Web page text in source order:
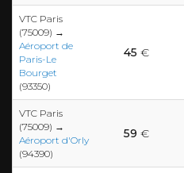
VTC Paris
(75009) →
Aéroport de
Paris-Le
Bourget
(93350)
45 €
VTC Paris
(75009) →
Aéroport d'Orly
(94390)
59 €